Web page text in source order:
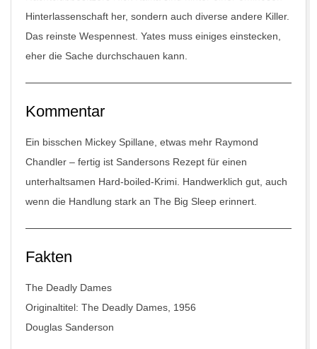
Hinterlassenschaft her, sondern auch diverse andere Killer.
Das reinste Wespennest. Yates muss einiges einstecken,
eher die Sache durchschauen kann.
Kommentar
Ein bisschen Mickey Spillane, etwas mehr Raymond
Chandler – fertig ist Sandersons Rezept für einen
unterhaltsamen Hard-boiled-Krimi. Handwerklich gut, auch
wenn die Handlung stark an The Big Sleep erinnert.
Fakten
The Deadly Dames
Originaltitel: The Deadly Dames, 1956
Douglas Sanderson